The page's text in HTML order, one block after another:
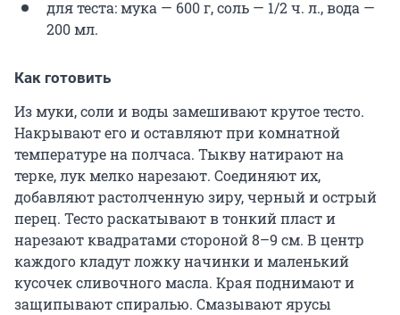
для теста: мука — 600 г, соль — 1/2 ч. л., вода —
200 мл.
Как готовить
Из муки, соли и воды замешивают крутое тесто.
Накрывают его и оставляют при комнатной
температуре на полчаса. Тыкву натирают на
терке, лук мелко нарезают. Соединяют их,
добавляют растолченную зиру, черный и острый
перец. Тесто раскатывают в тонкий пласт и
нарезают квадратами стороной 8–9 см. В центр
каждого кладут ложку начинки и маленький
кусочек сливочного масла. Края поднимают и
защипывают спиралью. Смазывают ярусы